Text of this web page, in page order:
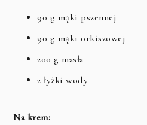
90 g mąki pszennej
90 g mąki orkiszowej
200 g masła
2 łyżki wody
Na krem: